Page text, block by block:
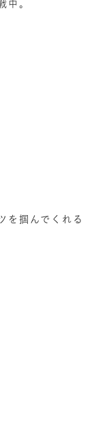
中。
を掴んでくれる